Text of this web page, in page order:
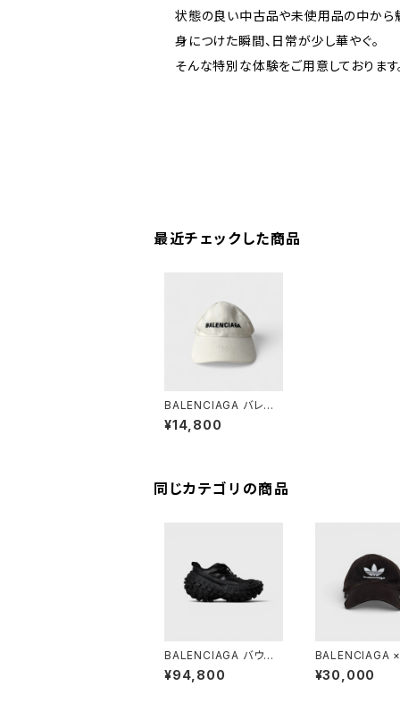
状態の良い中古品や未使用品の中から
身につけた瞬間、日常が少し華やぐ。
そんな特別な体験をご用意しております
最近チェックした商品
BALENCIAGA バレン
シアガ キャップ
¥14,800
同じカテゴリの商品
BALENCIAGA バウン
サー スニーカー ブラッ
ク 38
¥94,800
BALENCIAGA
as キャップ ブラ
59cm
¥30,000